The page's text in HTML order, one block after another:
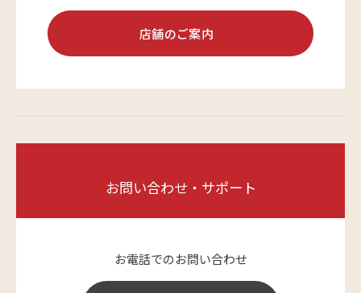
店舗のご案内
お問い合わせ・サポート
お電話でのお問い合わせ